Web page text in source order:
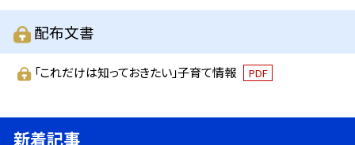
配布文書
「これだけは知っておきたい」子育て情報 PDF
新着記事